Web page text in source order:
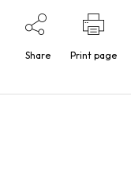
Share Print page